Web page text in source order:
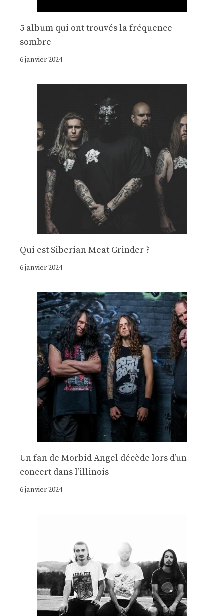
5 album qui ont trouvés la fréquence
sombre
6 janvier 2024
Qui est Siberian Meat Grinder ?
6 janvier 2024
Un fan de Morbid Angel décède lors d’un
concert dans l’illinois
6 janvier 2024